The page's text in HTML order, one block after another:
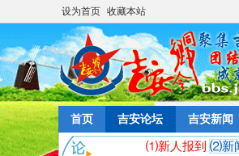
设为首页 收藏本站
首页 吉安论坛 吉安新闻
⑴新人报到 ⑵新